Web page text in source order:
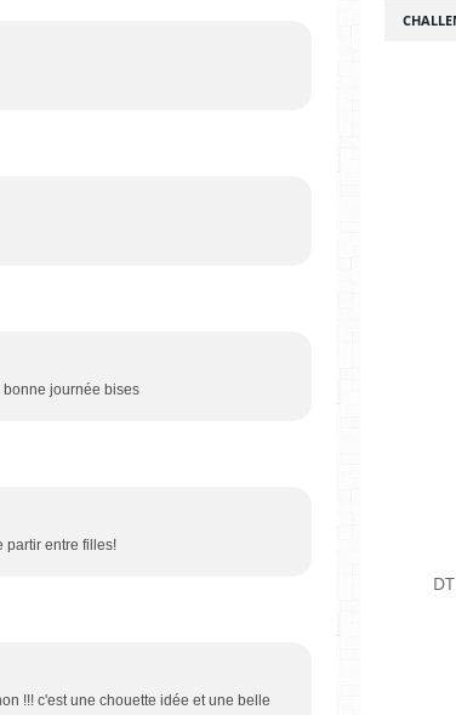
journée bises
partir entre filles!
!!! c'est une chouette idée et une belle